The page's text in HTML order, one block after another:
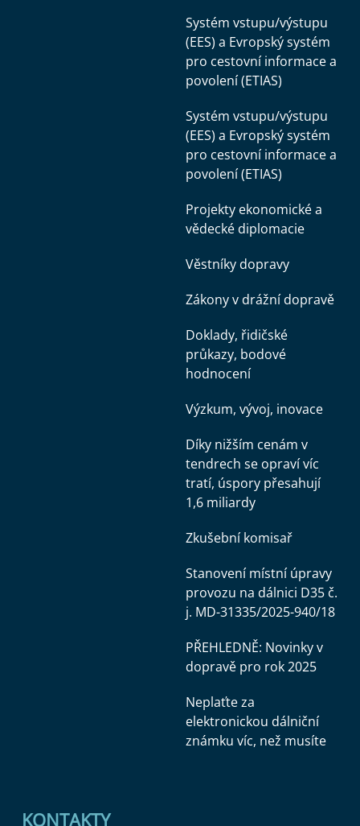
Systém vstupu/výstupu
(EES) a Evropský systém
pro cestovní informace a
povolení (ETIAS)
Systém vstupu/výstupu
(EES) a Evropský systém
pro cestovní informace a
povolení (ETIAS)
Projekty ekonomické a
vědecké diplomacie
Věstníky dopravy
Zákony v drážní dopravě
Doklady, řidičské
průkazy, bodové
hodnocení
Výzkum, vývoj, inovace
Díky nižším cenám v
tendrech se opraví víc
tratí, úspory přesahují
1,6 miliardy
Zkušební komisař
Stanovení místní úpravy
provozu na dálnici D35 č.
j. MD-31335/2025-940/18
PŘEHLEDNĚ: Novinky v
dopravě pro rok 2025
Neplaťte za
elektronickou dálniční
známku víc, než musíte
KONTAKTY